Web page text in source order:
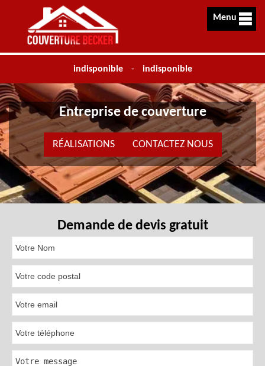
Menu
indisponible - indisponible
Entreprise de couverture
RÉALISATIONS CONTACTEZ NOUS
Demande de devis gratuit